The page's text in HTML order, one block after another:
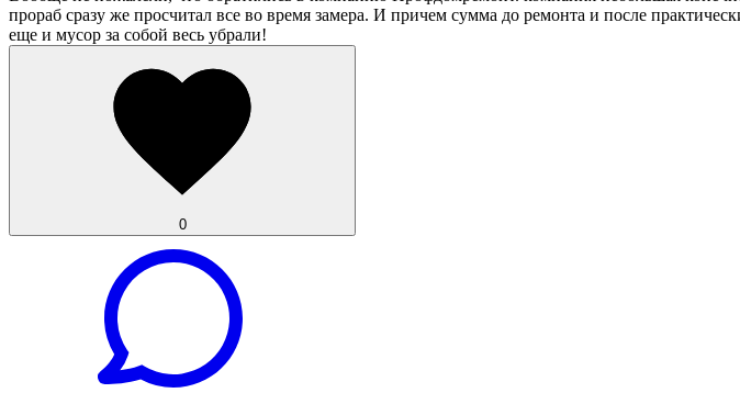
прораб сразу же просчитал все во время замера. И причем сумма до ремонта и после
еще и мусор за собой весь убрали!
0